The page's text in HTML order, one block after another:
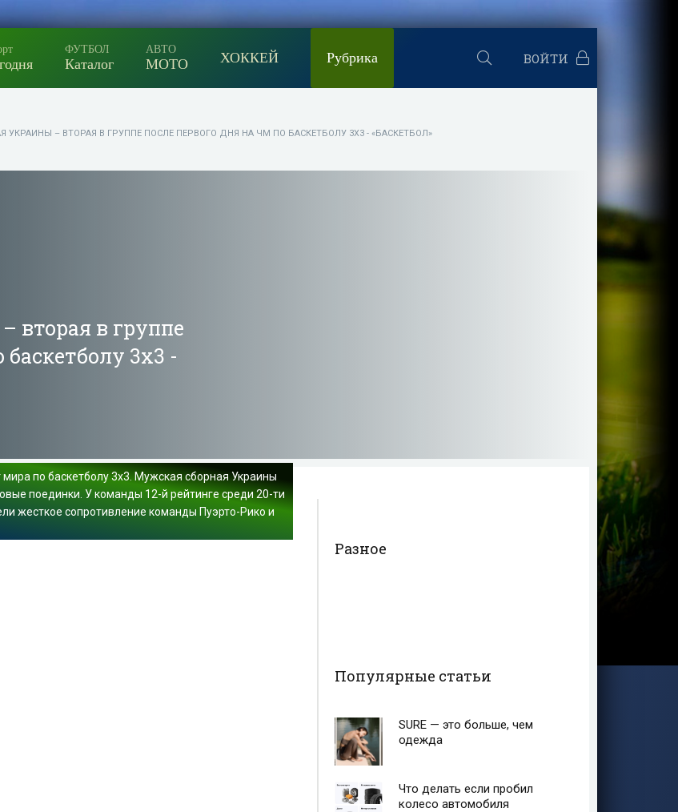
ФУТБОЛ
Каталог
АВТО
МОТО ХОККЕЙ Рубрика ВОЙТИ
УКРАИНЫ – ВТОРАЯ В ГРУППЕ ПОСЛЕ ПЕРВОГО ДНЯ НА ЧМ ПО БАСКЕТБОЛУ 3Х3 - «БАСКЕТБОЛ»
вторая в группе
3х3 -
по баскетболу 3х3. Мужская сборная Украины
поединки. У команды 12-й рейтинге среди 20-ти
жесткое сопротивление команды Пуэрто-Рико и
Разное
Популярные статьи
SURE — это больше, чем
одежда
Что делать если пробил
колесо автомобиля